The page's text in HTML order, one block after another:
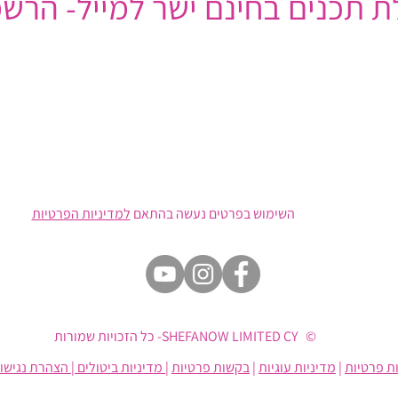
השימוש בפרטים נעשה בהתאם למדיניות הפרטיות
© SHEFANOW LIMITED CY- כל הזכויות שמורות
פרטיות| מדיניות עוגיות|בקשות פרטיות| מדיניות ביטולים | הצהרת